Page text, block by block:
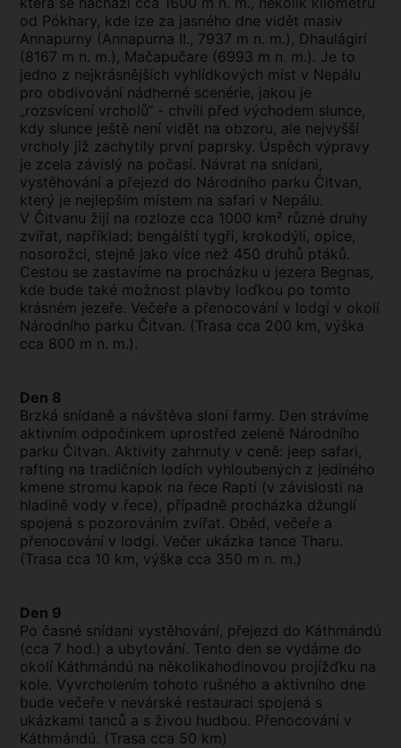
od Pókhary, kde lze za jasného dne vidět masiv
Annapurny (Annapurna II., 7937 m n. m.), Dhaulágirí
(8167 m n. m.), Mačapučare (6993 m n. m.). Je to
jedno z nejkrásnějších vyhlídkových míst v Nepálu
pro obdivování nádherné scenérie, jakou je
„rozsvícení vrcholů“ - chvíli před východem slunce,
kdy slunce ještě není vidět na obzoru, ale nejvyšší
vrcholy již zachytily první paprsky. Úspěch výpravy
je zcela závislý na počasí. Návrat na snídani,
vystěhování a přejezd do Národního parku Čitvan,
který je nejlepším místem na safari v Nepálu.
V Čitvanu žijí na rozloze cca 1000 km² různé druhy
zvířat, například: bengálští tygři, krokodýli, opice,
nosorožci, stejně jako více než 450 druhů ptáků.
Cestou se zastavíme na procházku u jezera Begnas,
kde bude také možnost plavby loďkou po tomto
krásném jezeře. Večeře a přenocování v lodgí v okolí
Národního parku Čitvan. (Trasa cca 200 km, výška
cca 800 m n. m.).
Den 8
Brzká snídaně a návštěva sloní farmy. Den strávíme
aktivním odpočinkem uprostřed zeleně Národního
parku Čitvan. Aktivity zahrnuty v ceně: jeep safari,
rafting na tradičních lodích vyhloubených z jediného
kmene stromu kapok na řece Rapti (v závislosti na
hladině vody v řece), případně procházka džunglí
spojená s pozorováním zvířat. Oběd, večeře a
přenocování v lodgí. Večer ukázka tance Tharu.
(Trasa cca 10 km, výška cca 350 m n. m.)
Den 9
Po časné snídani vystěhování, přejezd do Káthmándú
(cca 7 hod.) a ubytování. Tento den se vydáme do
okolí Káthmándú na několikahodinovou projížďku na
kole. Vyvrcholením tohoto rušného a aktivního dne
bude večeře v nevárské restauraci spojená s
ukázkami tanců a s živou hudbou. Přenocování v
Káthmándú. (Trasa cca 50 km)